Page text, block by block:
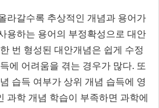
라갈수록 추상적인 개념과 용어가
용하는 용어의 부정확성으로 대안
번 형성된 대안개념은 쉽게 수정
에 어려움을 겪는 경우가 많다. 또
습득 여부가 상위 개념 습득에 영
과학 개념 학습이 부족하면 과학에